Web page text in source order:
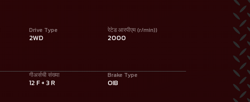
Drive Type
2WD
रेटेड आरपीएम (r/min))
2000
गीअर्सची संख्या
12 F + 3 R
Brake Type
OIB